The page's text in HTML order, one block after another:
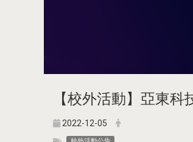
【校外活動】亞東
2022-12-05